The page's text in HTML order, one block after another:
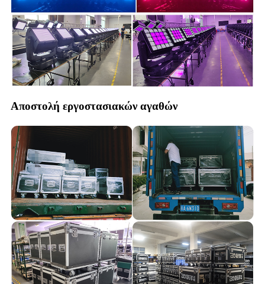
Αποστολή εργοστασιακών αγαθών